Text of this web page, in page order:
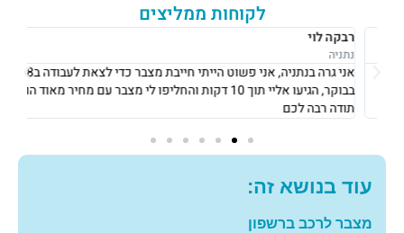
לקוחות ממליצים
רבקה לוי
נתניה
אני גרה בנתניה, אני פשוט הייתי חייבת מצבר כדי לצאת לעבודה ב8
בבוקר, הגיעו אליי תוך 10 דקות והחליפו לי מצבר עם מחיר מאוד הוגן!
תודה רבה לכם
עוד בנושא זה:
מצבר לרכב ברשפון